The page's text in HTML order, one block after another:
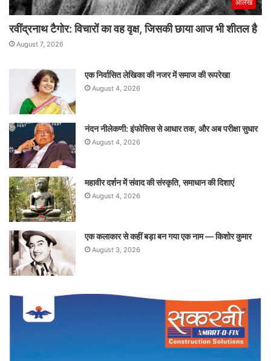
आलेख
रवींद्रनाथ टैगोर: विचारों का वह वृक्ष, जिसकी छाया आज भी शीतल है
August 7, 2026
एक निर्वासित लेखिका की नजर में समाज की रूपरेखा
August 4, 2026
नंदन नीलेकणी: इंफोसिस से आधार तक, और अब परीक्षा सुधार
August 4, 2026
महावीर दर्शन में संवाद की संस्कृति, समाधान की दिशाएं
August 4, 2026
एक कलाकार से कहीं बड़ा बन गया एक नाम — किशोर कुमार
August 3, 2026